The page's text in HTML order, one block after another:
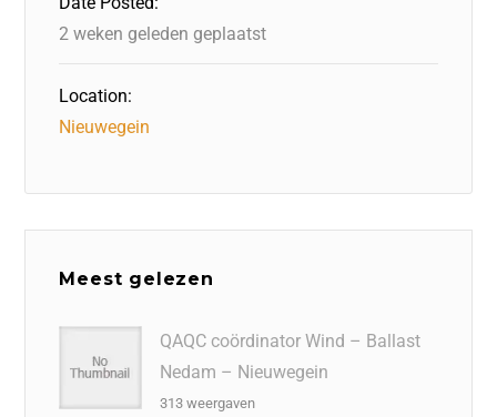
k
2 weken geleden geplaatst
Location:
Nieuwegein
Meest gelezen
QAQC coördinator Wind – Ballast
Nedam – Nieuwegein
313 weergaven